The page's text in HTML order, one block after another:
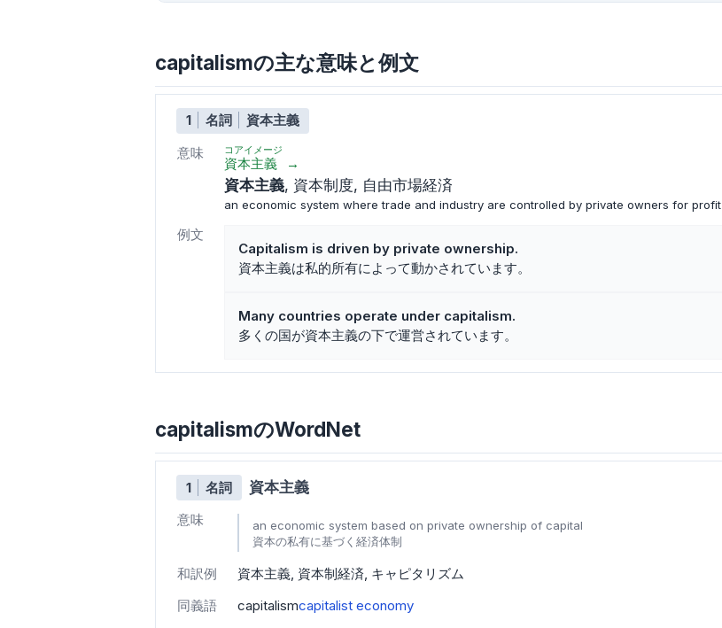
capitalismの主な意味と例文
1 名詞
資本主義
意味
コアイメージ
資本主義 →
資本主義 資本制度 自由市場経済
an economic system where trade and industry are controlled by private owners for profit
例文
Capitalism is driven by private ownership.
資本主義は私的所有によって動かされています。
Many countries operate under capitalism.
多くの国が資本主義の下で運営されています。
capitalismのWordNet
1 名詞 資本主義
意味
an economic system based on private ownership of capital
資本の私有に基づく経済体制
和訳例 資本主義 資本制経済 キャピタリズム
同義語
capitalismcapitalist economy